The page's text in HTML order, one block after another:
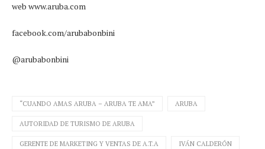
web www.aruba.com
facebook.com/arubabonbini
@arubabonbini
“CUANDO AMAS ARUBA – ARUBA TE AMA” ARUBA
AUTORIDAD DE TURISMO DE ARUBA
GERENTE DE MARKETING Y VENTAS DE A.T.A IVÁN CALDERÓN